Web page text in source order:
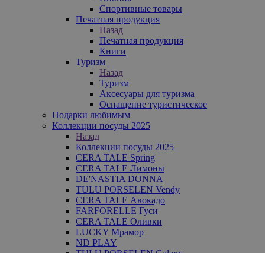
Спортивные товары
Печатная продукция
Назад
Печатная продукция
Книги
Туризм
Назад
Туризм
Аксесуары для туризма
Оснащение туристическое
Подарки любимым
Коллекции посуды 2025
Назад
Коллекции посуды 2025
CERA TALE Spring
CERA TALE Лимоны
DE'NASTIA DONNA
TULU PORSELEN Vendy
CERA TALE Авокадо
FARFORELLE Гуси
CERA TALE Оливки
LUCKY Мрамор
ND PLAY